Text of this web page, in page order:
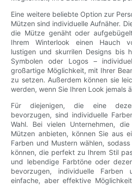
Eine weitere beliebte Option zur
Mützen sind individuelle Aufnäher.
die Mütze genäht oder
Ihrem Winterlook einen Hauch
lustigen und skurrilen Designs bis
Symbolen oder Logos –
großartige Möglichkeit, mit Ihrer
zu setzen. Außerdem können sie
werden, wenn Sie Ihren Look jemals
Für diejenigen, die eine
bevorzugen, sind individuelle
Wahl. Bei vielen Unternehmen,
Mützen anbieten, können Sie aus
Farben und Mustern wählen,
können, die perfekt zu Ihrem Stil
und lebendige Farbtöne oder
bevorzugen, individuelle
einfache, aber effektive